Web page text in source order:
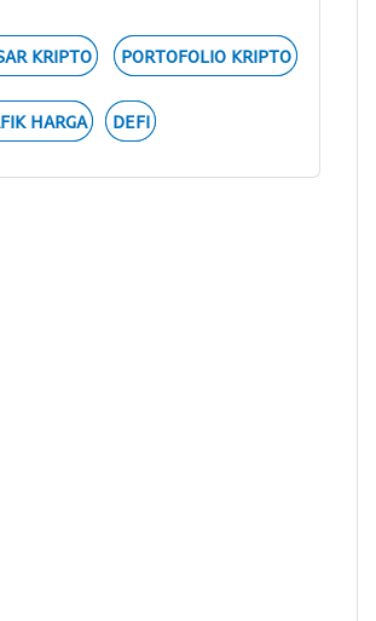
KRIPTO PORTOFOLIO KRIPTO
HARGA DEFI